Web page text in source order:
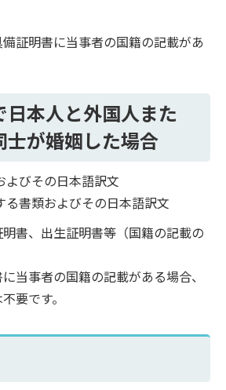
備証明書に当事者の国籍の記載があ
日本人と外国人また
士が婚姻した場合
よびその日本語訳文
る書類およびその日本語訳文
書、出生証明書等（国籍の記載の
当事者の国籍の記載がある場合、
要です。